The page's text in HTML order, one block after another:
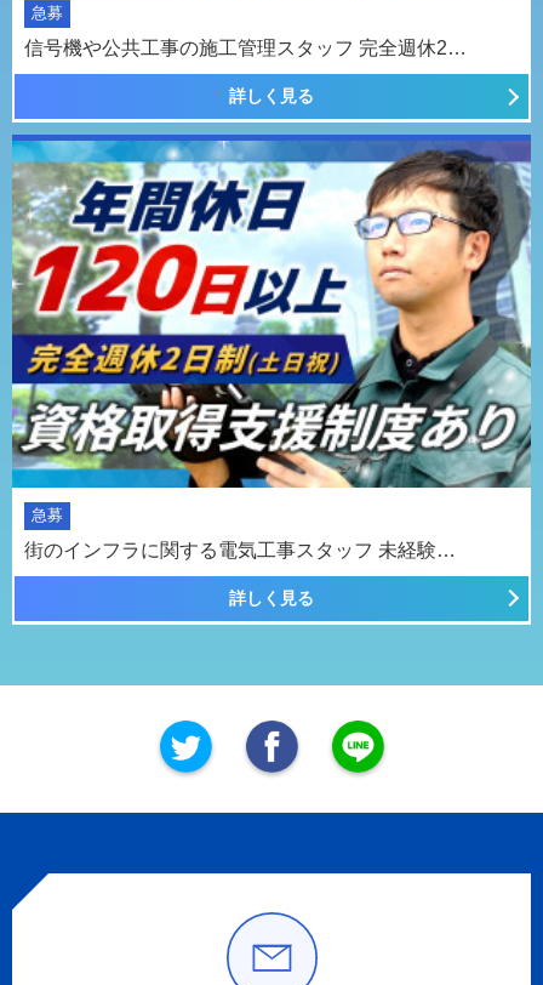
急募
信号機や公共工事の施工管理スタッフ 完全週休2…
詳しく見る
急募
街のインフラに関する電気工事スタッフ 未経験…
詳しく見る